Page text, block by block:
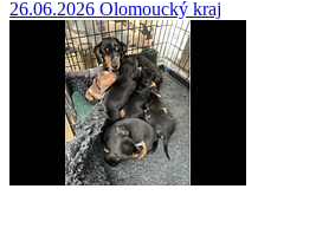
26.06.2026 Olomoucký kraj